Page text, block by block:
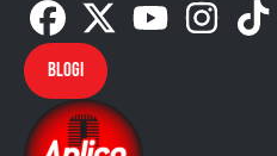
Blogi